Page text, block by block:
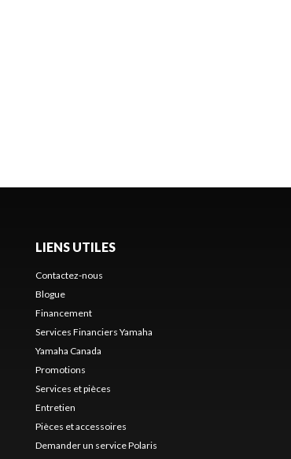
LIENS UTILES
Contactez-nous
Blogue
Financement
Services Financiers Yamaha
Yamaha Canada
Promotions
Services et pièces
Entretien
Pièces et accessoires
Demander un service Polaris